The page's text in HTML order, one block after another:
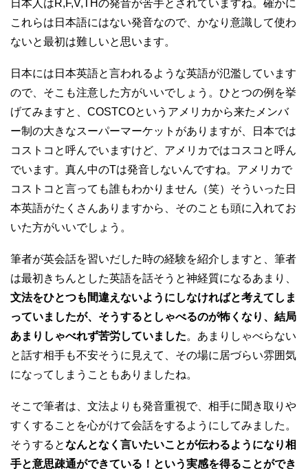
日本人はR,F,V,THの発音が苦手とされていますね。確かに
これらは日本語にはない発音なので、かなり意識して使わ
ないと最初は難しいと思います。
日本には日本英語と言われるような英語が氾濫しています
ので、そこも注意した方がいいでしょう。ひとつの例を挙
げてみますと、COSTCOというアメリカから来たメンバ
ー制の大きなスーパーマーケットがありますが、日本では
コストコと呼んでいますけど、アメリカではコスコと呼ん
でいます。真ん中のTは発音しないんですね。アメリカで
コストコと言っても誰もわかりません（笑）そういった日
本英語がたくさんありますから、そのことも頭に入れてお
いた方がいいでしょう。
筆者が英会話を習いだした時の経験を紹介しますと、筆者
は最初きちんとした英語を話そうと神経質になるあまり、
文法をひとつも間違えないようにしなければと考えてしま
っていましたが、そうするとしゃべるのが怖くなり、結局
あまりしゃべれず苦労していました。あまりしゃべらない
と話す相手も不安そうに見えて、その場に居づらい雰囲気
になってしまうこともありましたね。
そこで筆者は、文法よりも発音重視で、相手に聞き取りや
すくすることを心がけて会話をするようにしてみました。
そうするとなんとなく言いたいことが伝わるようになり相
手と意思疎通ができている！という実感を得ることができ